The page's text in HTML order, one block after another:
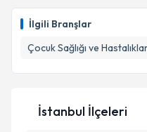
İlgili Branşlar
Çocuk Sağlığı ve
için bir takvim
bilgilendireceğiz.
E-posta Adresiniz
İstanbul İlçeleri